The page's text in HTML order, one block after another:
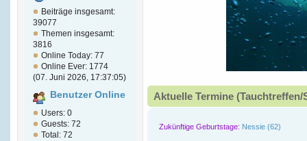
Beiträge insgesamt:
39077
Themen insgesamt:
3816
Online Today: 77
Online Ever: 1774
(07. Juni 2026, 17:37:05)
Benutzer Online
Users: 0
Guests: 72
Total: 72
Aktuelle Termine
Zukünftige Geburtstage: Nessie (62)